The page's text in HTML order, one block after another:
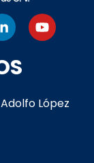
L
i
k
e
i
Y
o
e
López